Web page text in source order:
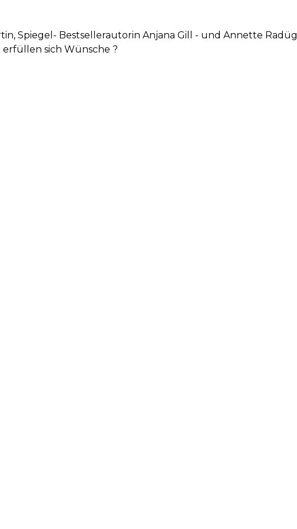
Spiegel- Bestsellerautorin Anjana Gill - und Annette Radüg
sich Wünsche ?